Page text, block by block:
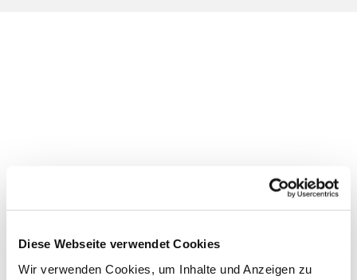
Diese Webseite verwendet Cookies
Wir verwenden Cookies, um Inhalte und Anzeigen zu